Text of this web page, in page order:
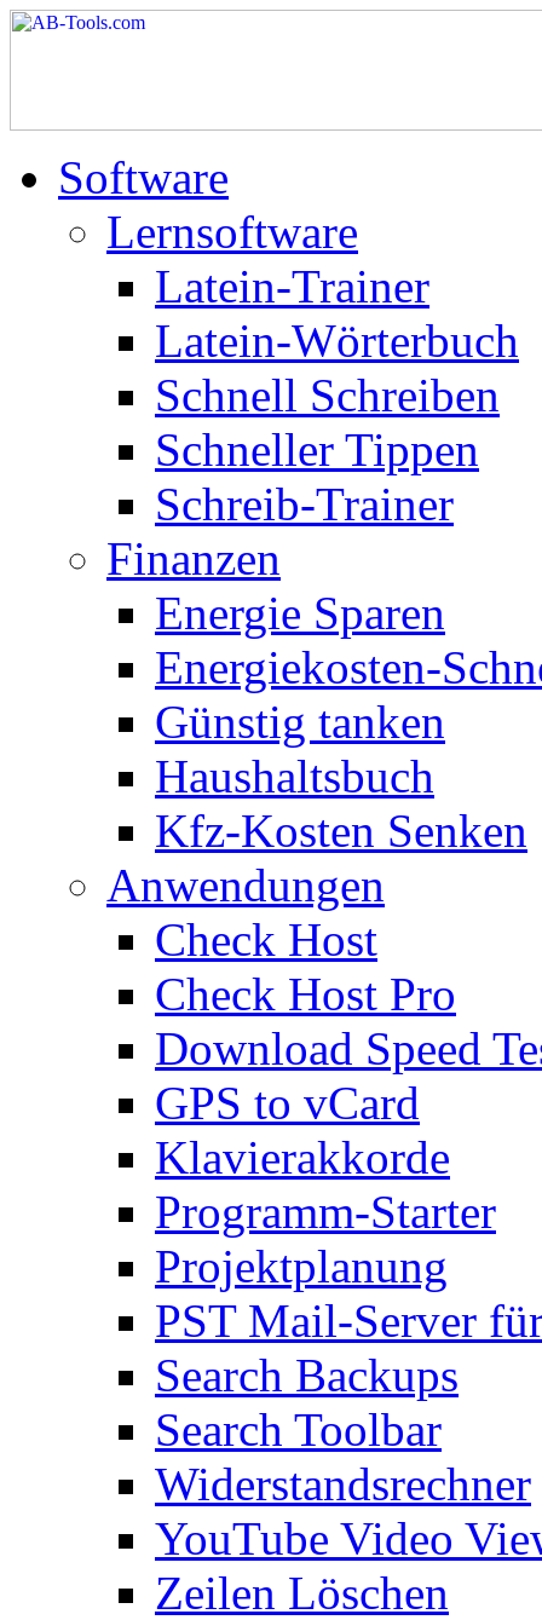
Software
Lernsoftware
Latein-Trainer
Latein-Wörterbuch
Schnell Schreiben
Schneller Tippen
Schreib-Trainer
Finanzen
Energie Sparen
Energiekosten-
Günstig tanken
Haushaltsbuch
Kfz-Kosten Senken
Anwendungen
Check Host
Check Host Pro
Download Speed
GPS to vCard
Klavierakkorde
Programm-Starter
Projektplanung
PST Mail-Server
Search Backups
Search Toolbar
Widerstandsrechner
YouTube Video
Zeilen Löschen